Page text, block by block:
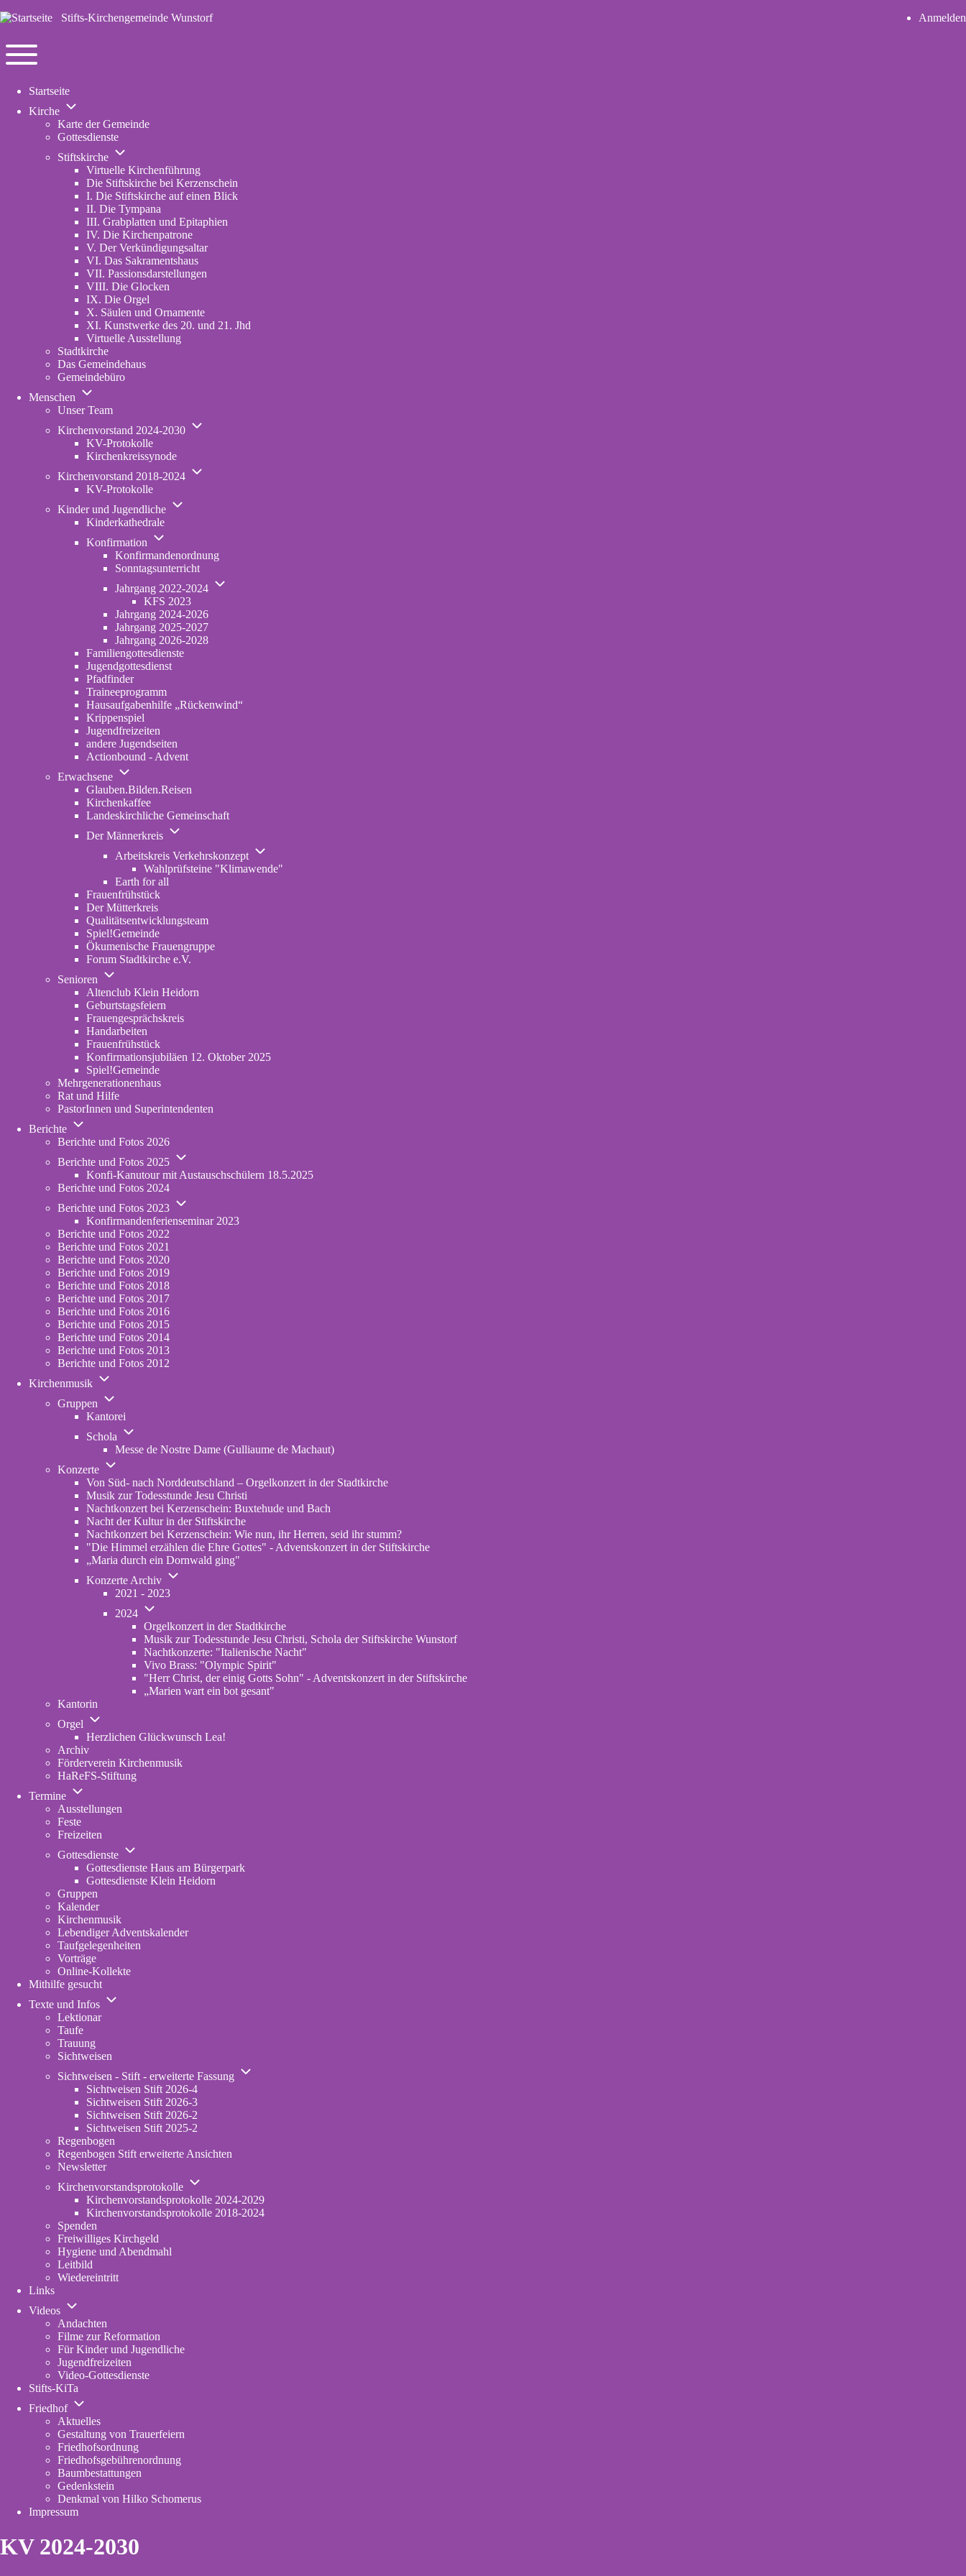
UserAnmelden
Stifts-Kirchengemeinde Wunstorf
Navigation
main
Startseite
Kirche
Unternavigation
Kirche
Karte der Gemeinde
Gottesdienste
Stiftskirche
Unternavigation
Stiftskirche
Virtuelle Kirchenführung
Die Stiftskirche bei Kerzenschein
I. Die Stiftskirche auf einen Blick
II. Die Tympana
III. Grabplatten und Epitaphien
IV. Die Kirchenpatrone
V. Der Verkündigungsaltar
VI. Das Sakramentshaus
VII. Passionsdarstellungen
VIII. Die Glocken
IX. Die Orgel
X. Säulen und Ornamente
XI. Kunstwerke des 20. und 21. Jhd
Virtuelle Ausstellung
Stadtkirche
Das Gemeindehaus
Gemeindebüro
Menschen
Unternavigation
Menschen
Unser Team
Kirchenvorstand 2024-2030
Unternavigation
2030
KV-Protokolle
Kirchenkreissynode
Kirchenvorstand 2018-2024
Unternavigation
KV-Protokolle
Kinder und Jugendliche
Unternavigation
Jugendliche
Kinderkathedrale
Konfirmation
Unternavigation
Konfirmation
Konfirmandenordnung
Sonntagsunterricht
Jahrgang 2022-2024
Unternavigation
KFS 2023
Jahrgang 2024-2026
Jahrgang 2025-2027
Jahrgang 2026-2028
Familiengottesdienste
Jugendgottesdienst
Pfadfinder(opens
in
new
tab)
Traineeprogramm
Hausaufgabenhilfe „Rückenwind“
Krippenspiel
Jugendfreizeiten
andere Jugendseiten
Actionbound - Advent
Erwachsene
Unternavigation
Erwachsene
Glauben.Bilden.Reisen
new
Kirchenkaffee
Landeskirchliche Gemeinschaft
Der Männerkreis
Unternavigation
Der
Männerkreis
Arbeitskreis Verkehrskonzept
Unternavigation
Arbeitskreis
Wahlprüfsteine "Klimawende"
Earth for all
Frauenfrühstück
Der Mütterkreis
Qualitätsentwicklungsteam
Spiel!Gemeinde
Ökumenische Frauengruppe
Forum Stadtkirche e.V.
tab)
Senioren
Unternavigation
Senioren
Altenclub Klein Heidorn
Geburtstagsfeiern
Frauengesprächskreis
Handarbeiten
Frauenfrühstück
Konfirmationsjubiläen 12. Oktober 2025
Spiel!Gemeinde
Mehrgenerationenhaus
new
Rat und Hilfe
PastorInnen und Superintendenten
Berichte
Unternavigation
Berichte
Berichte und Fotos 2026
Berichte und Fotos 2025
Unternavigation
Berichte
Fotos
2025
Konfi-Kanutour mit Austauschschülern 18.5.2025
Berichte und Fotos 2024
Berichte und Fotos 2023
Unternavigation
Berichte
Konfirmandenferienseminar 2023
Berichte und Fotos 2022
Berichte und Fotos 2021
Berichte und Fotos 2020
Berichte und Fotos 2019
Berichte und Fotos 2018
Berichte und Fotos 2017
Berichte und Fotos 2016
Berichte und Fotos 2015
Berichte und Fotos 2014
Berichte und Fotos 2013
Berichte und Fotos 2012
Kirchenmusik
Unternavigation
Kirchenmusik
Gruppen
Unternavigation
Gruppen
Kantorei
Schola
Unternavigation
Schola
Messe de Nostre Dame (Gulliaume de Machaut)
Konzerte
Unternavigation
Konzerte
Von Süd- nach Norddeutschland – Orgelkonzert in der Stadtkirche
Musik zur Todesstunde Jesu Christi
Nachtkonzert bei Kerzenschein: Buxtehude und Bach
Nacht der Kultur in der Stiftskirche
Nachtkonzert bei Kerzenschein: Wie nun, ihr Herren, seid ihr stumm?
"Die Himmel erzählen die Ehre Gottes" - Adventskonzert in der Stiftskirche
„Maria durch ein Dornwald ging"
Konzerte Archiv
Unternavigation
Konzerte
2021 - 2023
2024
Unternavigation
2024
Orgelkonzert in der Stadtkirche
Musik zur Todesstunde Jesu Christi, Schola der Stiftskirche Wunstorf
Nachtkonzerte: "Italienische Nacht"
Vivo Brass: "Olympic Spirit"
"Herr Christ, der einig Gotts Sohn" - Adventskonzert in der Stiftskirche
„Marien wart ein bot gesant"
Kantorin
Orgel
Unternavigation
Orgel
Herzlichen Glückwunsch Lea!
Archiv
Förderverein Kirchenmusik
HaReFS-Stiftung
Termine
Unternavigation
Termine
Ausstellungen
Feste
Freizeiten
Gottesdienste
Unternavigation
Gottesdienste
Gottesdienste Haus am Bürgerpark
Gottesdienste Klein Heidorn
Gruppen
Kalender
Kirchenmusik
Lebendiger Adventskalender
Taufgelegenheiten
Vorträge
Online-Kollekte
Mithilfe gesucht
Texte und Infos
Unternavigation
Lektionar
Taufe
Trauung
Sichtweisen
Sichtweisen - Stift - erweiterte Fassung
Unternavigation
Sichtweisen Stift 2026-4
Sichtweisen Stift 2026-3
Sichtweisen Stift 2026-2
Sichtweisen Stift 2025-2
Regenbogen
Regenbogen Stift erweiterte Ansichten
Newsletter
Kirchenvorstandsprotokolle
Unternavigation
Kirchenvorstandsprotokolle
Kirchenvorstandsprotokolle 2024-2029
Kirchenvorstandsprotokolle 2018-2024
Spenden
Freiwilliges Kirchgeld
Hygiene und Abendmahl
Leitbild
Wiedereintritt
Links
Videos
Unternavigation
Videos
Andachten
Filme zur Reformation
Für Kinder und Jugendliche
Jugendfreizeiten
Video-Gottesdienste
Stifts-KiTa
in
tab)
Friedhof
Unternavigation
Friedhof
Aktuelles
Gestaltung von Trauerfeiern
Friedhofsordnung
Friedhofsgebührenordnung
tab)
Baumbestattungen
Gedenkstein
Denkmal von Hilko Schomerus
Impressum
KV 2024-2030